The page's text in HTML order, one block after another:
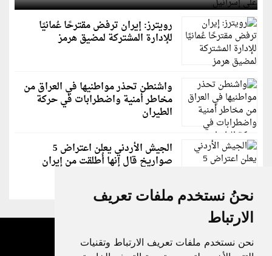
نحنُ نستخدم ملفات تعريف
الارتباط
نحن نستخدم ملفات تعريف الارتباط وتقنيات
رويترز: إيران ترفض مقترحًا عُمانيًا
للإدارة المشتركة لمضيق هرمز
واشنطن تحذر مواطنيها في العراق من
مخاطر أمنية واضطرابات في حركة
الطيران
الجيش الأردني يعلن اعتراض 5
صواريخ قال إنها أُطلقت من إيران